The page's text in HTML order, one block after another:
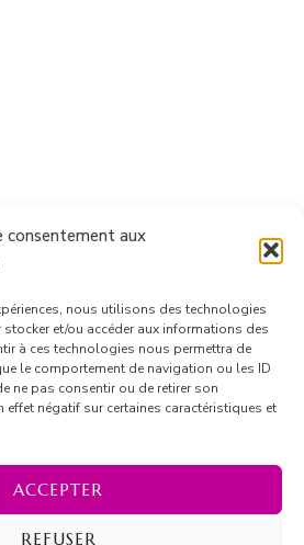
consentement aux
nous utilisons des technologies
et/ou accéder aux informations des
à ces technologies nous permettra de
le comportement de navigation ou les ID
ne pas consentir ou de retirer son
effet négatif sur certaines caractéristiques et
ACCEPTER
REFUSER